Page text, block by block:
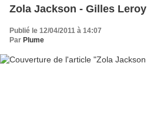
Zola Jackson - Gilles Leroy
Publié le 12/04/2011 à 14:07
Par Plume